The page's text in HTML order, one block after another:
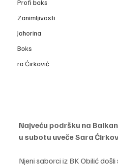
Profi boks
Zanimljivosti
Jahorina
Boks
ra Ćirković
Najveću podršku na
u subotu uveče Sara
Njeni saborci iz BK Obilić